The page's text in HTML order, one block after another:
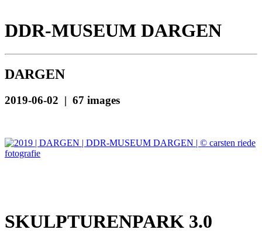
DDR-MUSEUM DARGEN
DARGEN
2019-06-02 | 67 images
SKULPTURENPARK 3.0